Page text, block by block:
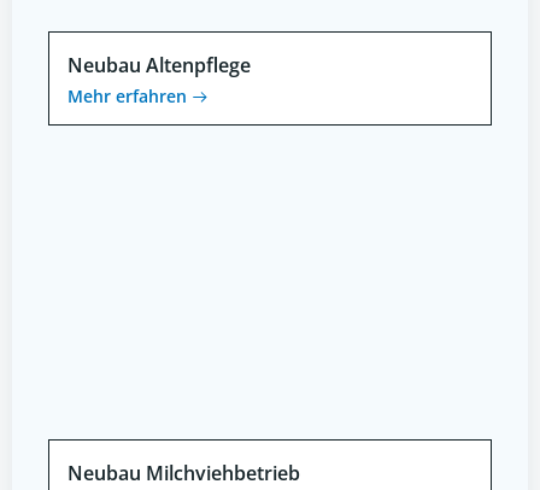
Neubau Altenpflege
Mehr erfahren
Neubau Milchviehbetrieb